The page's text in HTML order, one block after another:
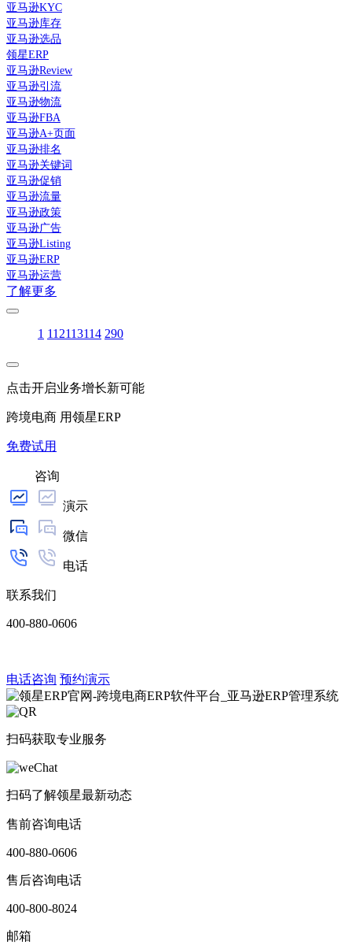
亚马逊KYC
亚马逊库存
亚马逊选品
领星ERP
亚马逊Review
亚马逊引流
亚马逊物流
亚马逊FBA
亚马逊A+页面
亚马逊排名
亚马逊关键词
亚马逊促销
亚马逊流量
亚马逊政策
亚马逊广告
亚马逊Listing
亚马逊ERP
亚马逊运营
了解更多
1 112113114 290
点击开启业务增长新可能
跨境电商 用领星ERP
免费试用
咨询
演示
微信
电话
联系我们
400-880-0606
电话咨询 预约演示
扫码获取专业服务
扫码了解领星最新动态
售前咨询电话
400-880-0606
售后咨询电话
400-800-8024
邮箱